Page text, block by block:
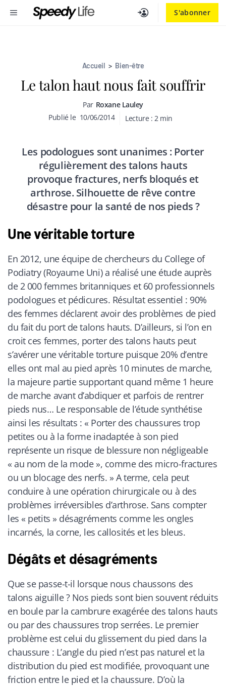
S'abonner
MENU
Accueil > Bien-être
Le talon haut nous fait souffrir
Par Roxane Lauley
Publié le 10/06/2014 Lecture : 2 min
Les podologues sont unanimes : Porter
régulièrement des talons hauts
provoque fractures, nerfs bloqués et
arthrose. Silhouette de rêve contre
désastre pour la santé de nos pieds ?
Une véritable torture
En 2012, une équipe de chercheurs du College of
Podiatry (Royaume Uni) a réalisé une étude auprès
de 2 000 femmes britanniques et 60 professionnels
podologues et pédicures. Résultat essentiel : 90%
des femmes déclarent avoir des problèmes de pied
du fait du port de talons hauts. D’ailleurs, si l’on en
croit ces femmes, porter des talons hauts peut
s’avérer une véritable torture puisque 20% d’entre
elles ont mal au pied après 10 minutes de marche,
la majeure partie supportant quand même 1 heure
de marche avant d’abdiquer et parfois de rentrer
pieds nus… Le responsable de l’étude synthétise
ainsi les résultats : « Porter des chaussures trop
petites ou à la forme inadaptée à son pied
représente un risque de blessure non négligeable
« au nom de la mode », comme des micro-fractures
ou un blocage des nerfs. » A terme, cela peut
conduire à une opération chirurgicale ou à des
problèmes irréversibles d’arthrose. Sans compter
les « petits » désagréments comme les ongles
incarnés, la corne, les callosités et les bleus.
Dégâts et désagréments
Que se passe-t-il lorsque nous chaussons des
talons aiguille ? Nos pieds sont bien souvent réduits
en boule par la cambrure exagérée des talons hauts
ou par des chaussures trop serrées. Le premier
problème est celui du glissement du pied dans la
chaussure : L’angle du pied n’est pas naturel et la
distribution du pied est modifiée, provoquant une
friction entre le pied et la chaussure. D’où la